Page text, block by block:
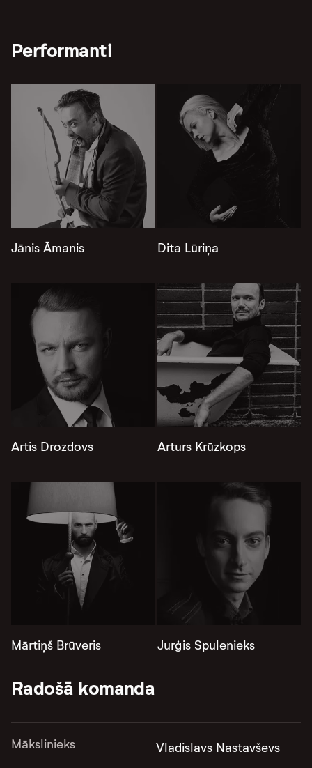
Performanti
Jānis Āmanis Dita Lūriņa
Artis Drozdovs Arturs Krūzkops
Mārtiņš Brūveris Jurģis Spulenieks
Radošā komanda
Mākslinieks Vladislavs Nastavševs